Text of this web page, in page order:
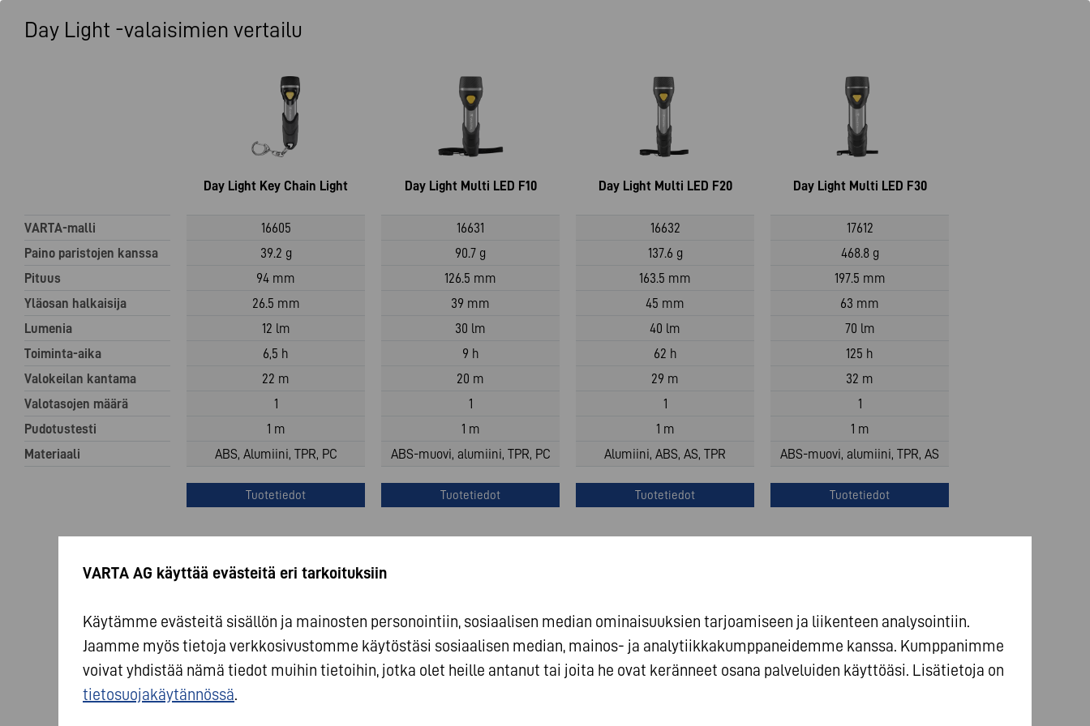
Day Light -valaisimien vertailu
VARTA-malli
Paino paristojen kanssa
Pituus
Yläosan halkaisija
Lumenia
Toiminta-aika
Valokeilan kantama
Valotasojen määrä
Pudotustesti
Materiaali
Day Light Key Chain Light Day Light Multi LED F10 Day Light Multi LED F20 Day Light Multi LED F30
16605 16631 16632
17612
39.2 g
90.7 g 137.6 g
468.8 g
94 mm
126.5 mm 163.5 mm
197.5 mm
26.5 mm
39 mm 45 mm
63 mm
12 lm
30 lm 40 lm
70 lm
6,5 h
9 h 62 h
125 h
22 m
20 m 29 m
32 m
1
1 1
1
1 m
1 m 1 m
1 m
ABS, Alumiini, TPR, PC
ABS-muovi, alumiini, TPR, PC Alumiini, ABS, AS, TPR ABS-muovi, alumiini, TPR, AS
Tuotetiedot Tuotetiedot Tuotetiedot Tuotetiedot
VARTA AG käyttää evästeitä eri tarkoituksiin
Käytämme evästeitä sisällön ja mainosten personointiin, sosiaalisen median ominaisuuksien tarjoamiseen ja liikenteen analysointiin.
Jaamme myös tietoja verkkosivustomme käytöstäsi sosiaalisen median, mainos- ja analytiikkakumppaneidemme kanssa. Kumppanimme
voivat yhdistää nämä tiedot muihin tietoihin, jotka olet heille antanut tai joita he ovat keränneet osana palveluiden käyttöäsi. Lisätietoja on
tietosuojakäytännössä.